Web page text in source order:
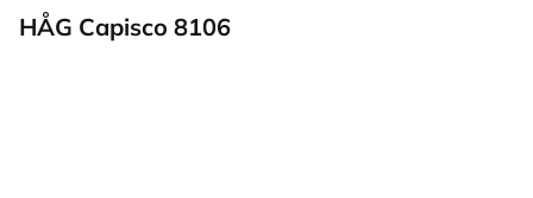
HÅG Capisco 8106